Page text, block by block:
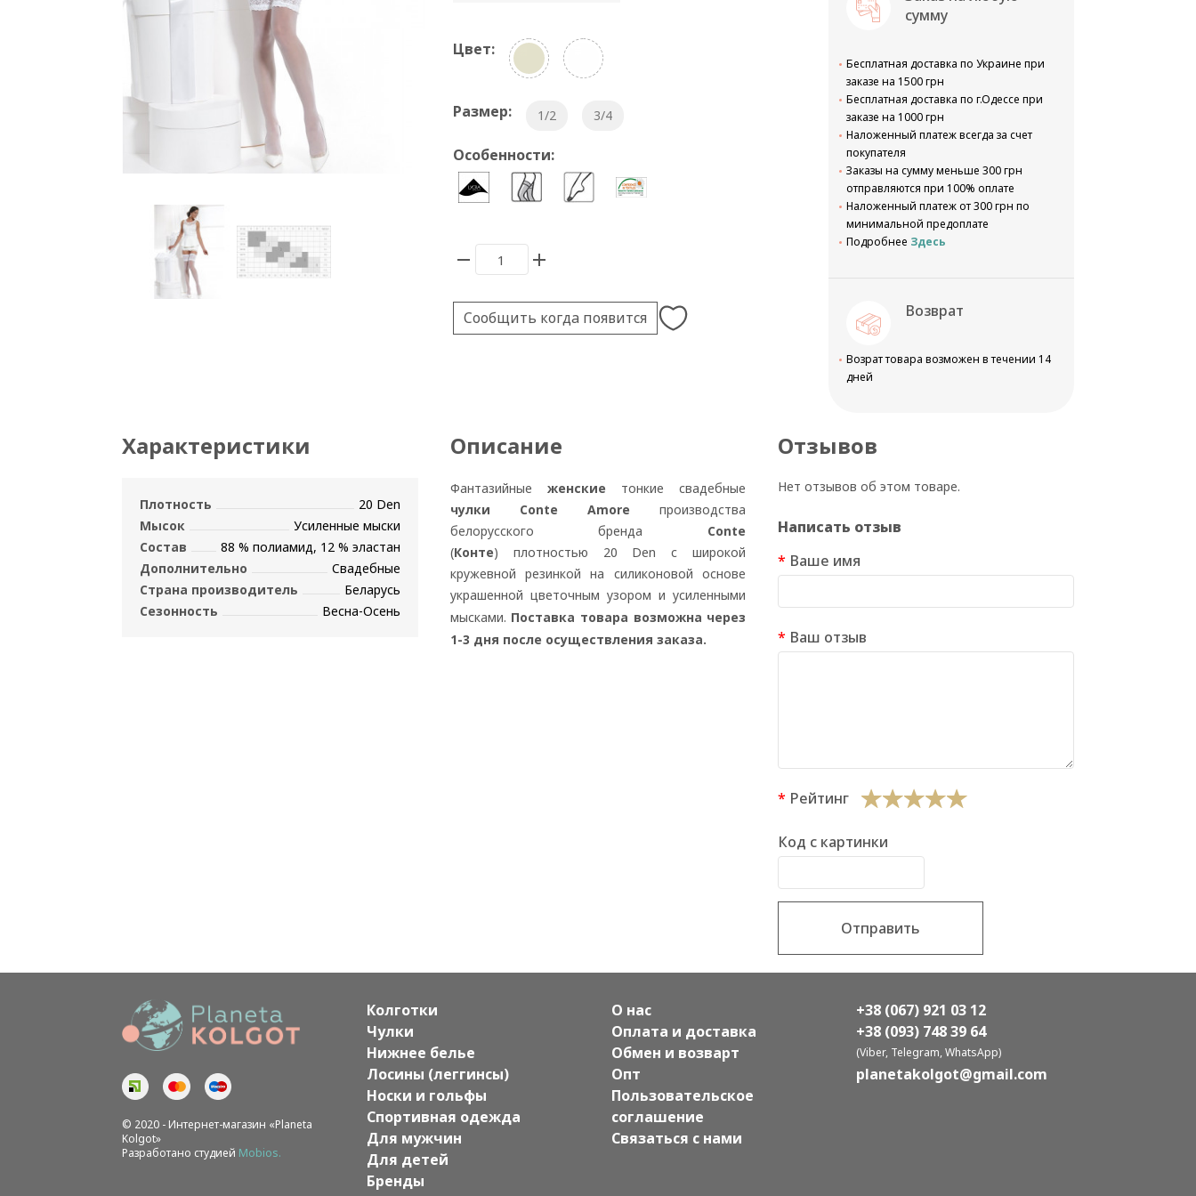
Цвет:
Размер: 1/2 3/4
Особенности:
Сообщить когда появится
сумму
Бесплатная доставка по Украине при
заказе на 1500 грн
Бесплатная доставка по г.Одессе при
заказе на 1000 грн
Наложенный платеж всегда за счет
покупателя
Заказы на сумму меньше 300 грн
отправляются при 100% оплате
Наложенный платеж от 300 грн по
минимальной предоплате
Подробнее Здесь
Возврат
Возрат товара возможен в течении 14
дней
Характеристики
Плотность
20 Den
Мысок
Усиленные мыски
Состав
88 % полиамид, 12 % эластан
Дополнительно
Свадебные
Страна производитель
Беларусь
Сезонность
Весна-Осень
Описание
Фантазийные женские тонкие свадебные
чулки Conte Amore производства
белорусского бренда Conte
(Конте) плотностью 20 Den с широкой
кружевной резинкой на силиконовой основе
украшенной цветочным узором и усиленными
мысками. Поставка товара возможна через
1-3 дня после осуществления заказа.
Отзывов
Нет отзывов об этом товаре.
Написать отзыв
Ваше имя
Ваш отзыв
Рейтинг
Код с картинки
Отправить
© 2020 - Интернет-магазин «Planeta
Kolgot»
Разработано студией Mobios.
Колготки
Чулки
Нижнее белье
Лосины (леггинсы)
Носки и гольфы
Спортивная одежда
Для мужчин
Для детей
Бренды
О нас
Оплата и доставка
Обмен и возварт
Опт
Пользовательское
соглашение
Связаться с нами
+38 (067) 921 03 12
+38 (093) 748 39 64
(Viber, Telegram, WhatsApp)
planetakolgot@gmail.com